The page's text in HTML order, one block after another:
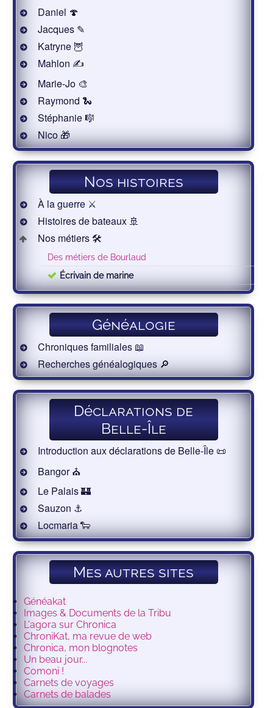
Daniel 🍄
Jacques ✎
Katryne 🦉
Mahlon ✍
Marie-Jo 🎨
Raymond 🐍
Stéphanie 🎼
Nico 🎁
Nos histoires
À la guerre ⚔️
Histoires de bateaux 🚢
Nos métiers 🛠
Des métiers de Bourlaud
Écrivain de marine
Généalogie
Chroniques familiales 📖
Recherches généalogiques 🔎
Déclarations de
Belle-Île
Introduction aux déclarations de Belle-Île 📜
Bangor ⛪️
Le Palais 🏰
Sauzon ⚓️
Locmaria 🐑
Mes autres sites
Généakat
Images & Documents de la Tribu
L'agora sur Chronica
ChroniKat, ma revue de web
Chronica, mon blognotes
Un beau jour...
Comoni !
Carnets de voyages
Carnets de balades